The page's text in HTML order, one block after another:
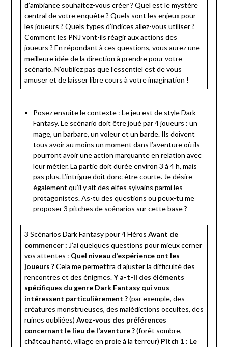
d’ambiance souhaitez-vous créer ? Quel est le mystère
central de votre enquête ? Quels sont les enjeux pour
les joueurs ? Quels types d’indices allez-vous utiliser ?
Comment les PNJ vont-ils réagir aux actions des
joueurs ? En répondant à ces questions, vous aurez une
meilleure idée de la direction à prendre pour votre
scénario. N’oubliez pas que l’essentiel est de vous
amuser et de laisser libre cours à votre imagination !
Posez ensuite le contexte : Le jeu est de style Dark
Fantasy. Le scénario doit être joué par 4 joueurs : un
mage, un barbare, un voleur et un barde. Ils doivent
tous avoir au moins un moment dans l’aventure où ils
pourront avoir une action marquante en relation avec
leur métier. La partie doit durée environ 3 à 4 h, mais
pas plus. L’intrigue doit donc être courte. Je désire
également qu’il y ait des elfes sylvains parmi les
protagonistes. As-tu des questions ou peux-tu me
proposer 3 pitches de scénarios sur cette base ?
3 Scénarios Dark Fantasy pour 4 Héros Avant de
commencer : J’ai quelques questions pour mieux cerner
vos attentes : Quel niveau d’expérience ont les
joueurs ?Cela me permettra d’ajuster la difficulté des
rencontres et des énigmes.Y a-t-il des éléments
spécifiques du genre Dark Fantasy qui vous
intéressent particulièrement ?(par exemple, des
créatures monstrueuses, des malédictions occultes, des
ruines oubliées) Avez-vous des préférences
concernant le lieu de l’aventure ?(forêt sombre,
château hanté, village en proie à la terreur) Pitch 1 : Le